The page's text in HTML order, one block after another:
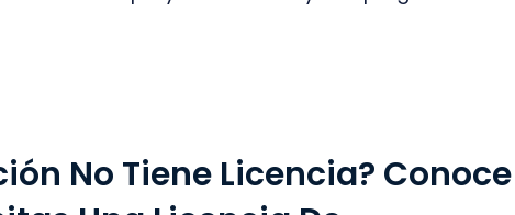
No Tiene Licencia? Conoce